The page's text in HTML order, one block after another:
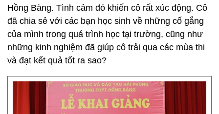
Hồng Bàng. Tình cảm đó khiến cô rất xúc động. Cô
đã chia sẻ với các bạn học sinh về những cố gắng
của mình trong quá trình học tại trường, cũng như
những kinh nghiệm đã giúp cô trải qua các mùa thi
và đạt kết quả tốt ra sao?